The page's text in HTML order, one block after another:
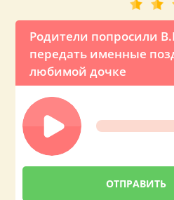
Родители попросили
передать именные
любимой дочке